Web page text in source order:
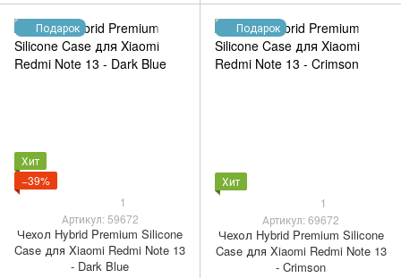
Подарок
Хит
−39%
1
Артикул: 59672
Чехол Hybrid Premium Silicone
Case для Xiaomi Redmi Note 13
- Dark Blue
Подарок
Хит
1
Артикул: 69672
Чехол Hybrid Premium Silicone
Case для Xiaomi Redmi Note 13
- Crimson